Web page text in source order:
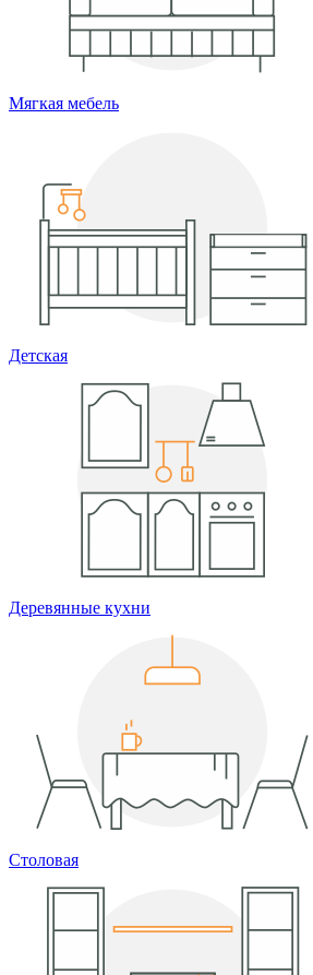
Мягкая мебель
Детская
Деревянные кухни
Столовая